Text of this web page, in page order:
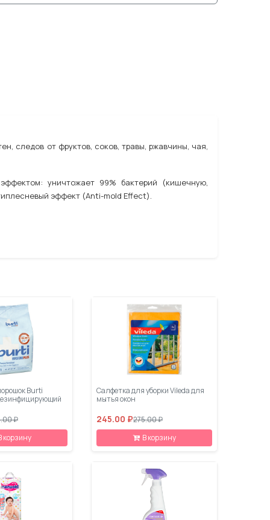
следов от фруктов, соков, травы, ржавчины, чая,
уничтожает 99% бактерий (кишечную,
эффект (Anti-mold Effect).
Burti
₽
корзину
Салфетка для уборки Vileda для
мытья окон
245.00 ₽275.00 ₽
В корзину